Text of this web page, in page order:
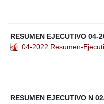
RESUMEN EJECUTIVO 04-
04-2022.Resumen-
RESUMEN EJECUTIVO N